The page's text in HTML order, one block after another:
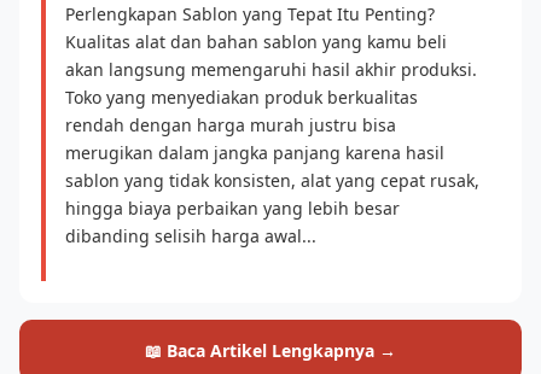
Perlengkapan Sablon yang Tepat Itu Penting?
Kualitas alat dan bahan sablon yang kamu beli
akan langsung memengaruhi hasil akhir produksi.
Toko yang menyediakan produk berkualitas
rendah dengan harga murah justru bisa
merugikan dalam jangka panjang karena hasil
sablon yang tidak konsisten, alat yang cepat rusak,
hingga biaya perbaikan yang lebih besar
dibanding selisih harga awal...
📖 Baca Artikel Lengkapnya →